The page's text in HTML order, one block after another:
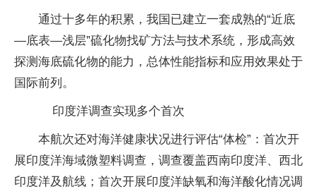
通过十多年的积累，我国已建立一套成熟的“近底
—底表—浅层”硫化物找矿方法与技术系统，形成高效
探测海底硫化物的能力，总体性能指标和应用效果处于
国际前列。
印度洋调查实现多个首次
本航次还对海洋健康状况进行评估“体检”：首次开
展印度洋海域微塑料调查，调查覆盖西南印度洋、西北
印度洋及航线；首次开展印度洋缺氧和海洋酸化情况调